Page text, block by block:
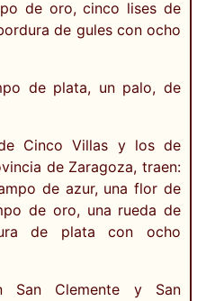
de oro, cinco lises de
de gules con ocho
de plata, un palo, de
Cinco Villas y los de
de Zaragoza, traen:
de azur, una flor de
de oro, una rueda de
de plata con ocho
San Clemente y San